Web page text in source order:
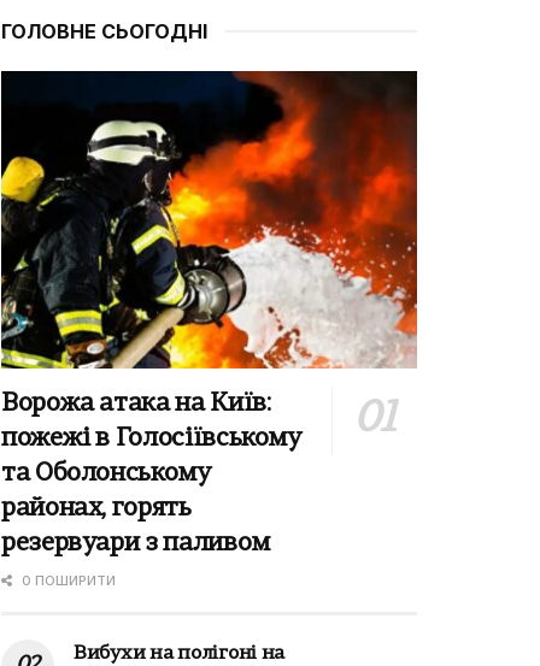
ГОЛОВНЕ СЬОГОДНІ
Ворожа атака на Київ:
пожежі в Голосіївському
та Оболонському
районах, горять
резервуари з паливом
0 ПОШИРИТИ
Вибухи на полігоні на